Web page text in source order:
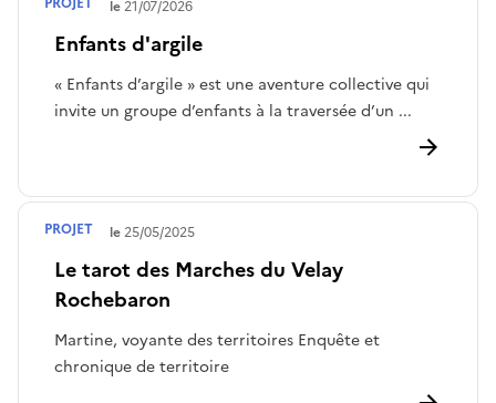
Enfants d'argile
« Enfants d’argile » est une aventure collective qui
invite un groupe d’enfants à la traversée d’un ...
Terminé le21/07/2026
Le tarot des Marches du Velay
Rochebaron
Martine, voyante des territoires Enquête et
chronique de territoire
Terminé le25/05/2025
PROJET